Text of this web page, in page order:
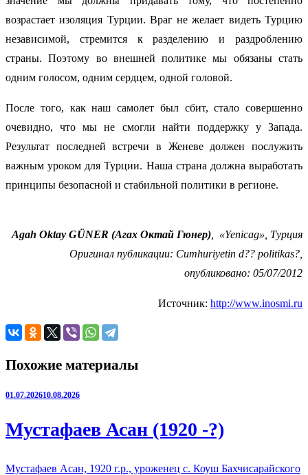
возрастает изоляция Турции. Враг не желает видеть Турцию
независимой, стремится к разделению и раздроблению
страны. Поэтому во внешней политике мы обязаны стать
одним голосом, одним сердцем, одной головой.
После того, как наш самолет был сбит, стало совершенно
очевидно, что мы не смогли найти поддержку у Запада.
Результат последней встречи в Женеве должен послужить
важным уроком для Турции. Наша страна должна выработать
принципы безопасной и стабильной политики в регионе.
Agah Oktay GÜNER (Агах Октай Гюнер) , «Yenicag», Турция
Оригинал публикации: Cumhuriyetin d?? politikas?,
опубликовано: 05/07/2012
Источник: http://www.inosmi.ru
Похожие материалы
01.07.202610.08.2026
Мустафаев Асан (1920 -?)
Мустафаев Асан, 1920 г.р., уроженец с. Коуш Бахчисарайского